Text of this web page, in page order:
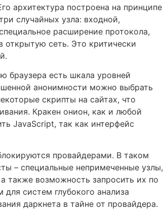
архитектура построена на принципе
случайных узла: входной,
расширение протокола,
открытую сеть. Это критически
браузера есть шкала уровней
анонимности можно выбрать
скрипты на сайтах, что
Кракен онион, как и любой
JavaScript, так как интерфейс
провайдерами. В таком
– специальные непримеченные узлы,
также возможность запросить их по
систем глубокого анализа
даркнета в тайне от провайдера.